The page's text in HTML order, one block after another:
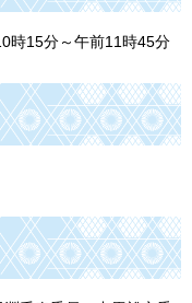
時15分～午前11時45分